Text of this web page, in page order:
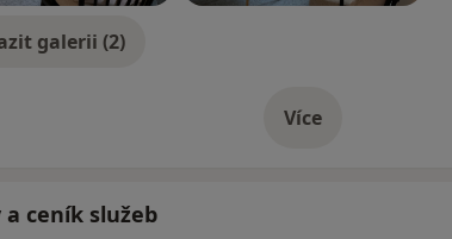
galerii (2)
Víceo zkušenostech
a ceník služeb